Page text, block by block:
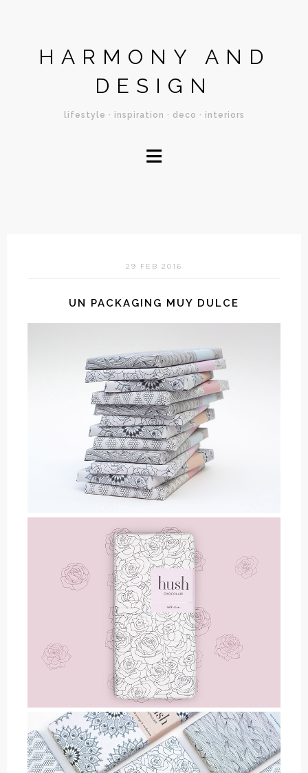
HARMONY AND
DESIGN
lifestyle · inspiration · deco · interiors
≡
29 FEB 2016
UN PACKAGING MUY DULCE